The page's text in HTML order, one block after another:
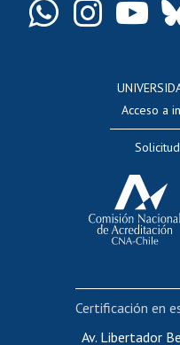
Cursos
Portal de
Acceso a
Av. Libertador
Certificación en